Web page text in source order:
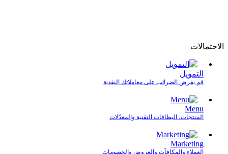
الاحتمالات
التمويل
قم بفرض الضرائب على معاملاتك النقدية
Menu
المنتجات، البطاقات التقنية والمعدّلات
Marketing
العملاء والمكافآت والعروض والخصومات